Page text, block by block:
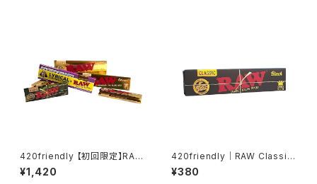
420friendly 【初回限定】RAW
お試し6点セット
¥1,420
420friendly｜RAW Classic
Black (King Size Slim) ロー
リングペーパー
¥380